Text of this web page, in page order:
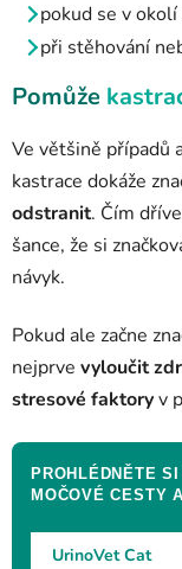
pokud se v
při stěhování
Pomůže
Ve většině případů
kastrace dokáže
odstranit. Čím
šance, že si
návyk.
Pokud ale začne
nejprve vyloučit
stresové faktoryv
PROHLÉDNĚTE
MOČOVÉ CESTY
UrinoVet Cat